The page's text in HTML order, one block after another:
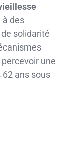
à des
solidarité
une
ans sous